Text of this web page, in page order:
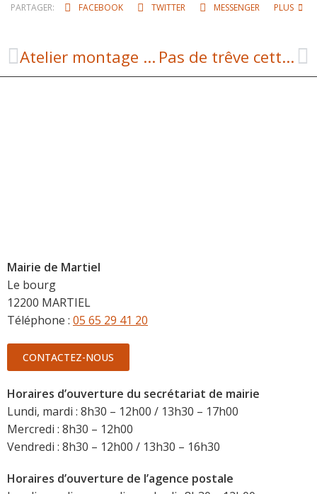
PARTAGER: FACEBOOK TWITTER MESSENGER PLUS
Atelier montage vidéo Pas de trêve cette année à la bibliothèque de Martiel
Mairie de Martiel
Le bourg
12200 MARTIEL
Téléphone : 05 65 29 41 20
CONTACTEZ-NOUS
Horaires d’ouverture du secrétariat de mairie
Lundi, mardi : 8h30 – 12h00 / 13h30 – 17h00
Mercredi : 8h30 – 12h00
Vendredi : 8h30 – 12h00 / 13h30 – 16h30
Horaires d’ouverture de l’agence postale